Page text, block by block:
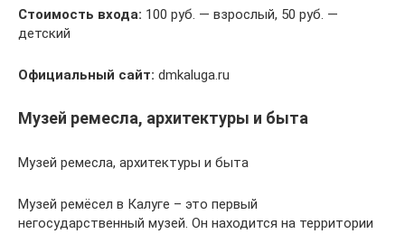
Стоимость входа: 100 руб. — взрослый, 50 руб. —
детский
Официальный сайт: dmkaluga.ru
Музей ремесла, архитектуры и быта
Музей ремесла, архитектуры и быта
Музей ремёсел в Калуге – это первый
негосударственный музей. Он находится на территории